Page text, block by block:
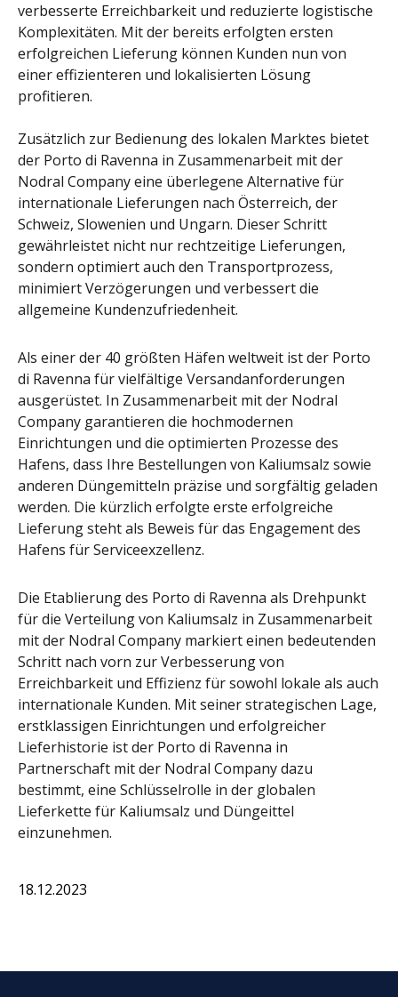
verbesserte Erreichbarkeit und reduzierte logistische
Komplexitäten. Mit der bereits erfolgten ersten
erfolgreichen Lieferung können Kunden nun von
einer effizienteren und lokalisierten Lösung
profitieren.
Zusätzlich zur Bedienung des lokalen Marktes bietet
der Porto di Ravenna in Zusammenarbeit mit der
Nodral Company eine überlegene Alternative für
internationale Lieferungen nach Österreich, der
Schweiz, Slowenien und Ungarn. Dieser Schritt
gewährleistet nicht nur rechtzeitige Lieferungen,
sondern optimiert auch den Transportprozess,
minimiert Verzögerungen und verbessert die
allgemeine Kundenzufriedenheit.
Als einer der 40 größten Häfen weltweit ist der Porto
di Ravenna für vielfältige Versandanforderungen
ausgerüstet. In Zusammenarbeit mit der Nodral
Company garantieren die hochmodernen
Einrichtungen und die optimierten Prozesse des
Hafens, dass Ihre Bestellungen von Kaliumsalz sowie
anderen Düngemitteln präzise und sorgfältig geladen
werden. Die kürzlich erfolgte erste erfolgreiche
Lieferung steht als Beweis für das Engagement des
Hafens für Serviceexzellenz.
Die Etablierung des Porto di Ravenna als Drehpunkt
für die Verteilung von Kaliumsalz in Zusammenarbeit
mit der Nodral Company markiert einen bedeutenden
Schritt nach vorn zur Verbesserung von
Erreichbarkeit und Effizienz für sowohl lokale als auch
internationale Kunden. Mit seiner strategischen Lage,
erstklassigen Einrichtungen und erfolgreicher
Lieferhistorie ist der Porto di Ravenna in
Partnerschaft mit der Nodral Company dazu
bestimmt, eine Schlüsselrolle in der globalen
Lieferkette für Kaliumsalz und Düngeittel
einzunehmen.
18.12.2023